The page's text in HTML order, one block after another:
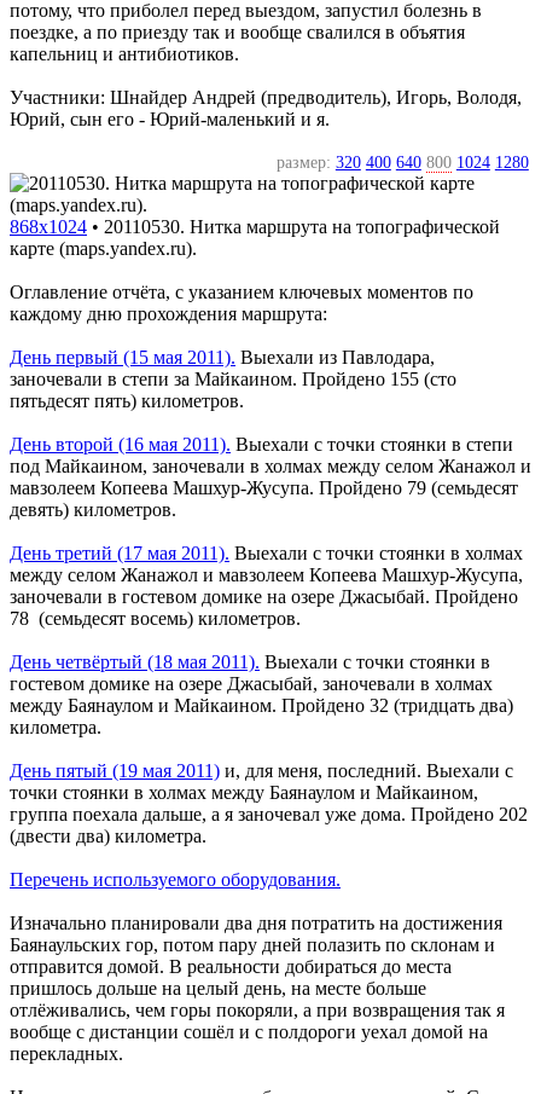
потому, что приболел перед выездом, запустил болезнь в
поездке, а по приезду так и вообще свалился в объятия
капельниц и антибиотиков.
Участники: Шнайдер Андрей (предводитель), Игорь, Володя,
Юрий, сын его - Юрий-маленький и я.
размер: 320 400 640 800 1024 1280
868x1024 • 20110530. Нитка маршрута на топографической
карте (maps.yandex.ru).
Оглавление отчёта, с указанием ключевых моментов по
каждому дню прохождения маршрута:
День первый (15 мая 2011). Выехали из Павлодара,
заночевали в степи за Майкаином. Пройдено 155 (сто
пятьдесят пять) километров.
День второй (16 мая 2011). Выехали с точки стоянки в степи
под Майкаином, заночевали в холмах между селом Жанажол и
мавзолеем Копеева Машхур-Жусупа. Пройдено 79 (семьдесят
девять) километров.
День третий (17 мая 2011). Выехали с точки стоянки в холмах
между селом Жанажол и мавзолеем Копеева Машхур-Жусупа,
заночевали в гостевом домике на озере Джасыбай. Пройдено
78 (семьдесят восемь) километров.
День четвёртый (18 мая 2011). Выехали с точки стоянки в
гостевом домике на озере Джасыбай, заночевали в холмах
между Баянаулом и Майкаином. Пройдено 32 (тридцать два)
километра.
День пятый (19 мая 2011) и, для меня, последний. Выехали с
точки стоянки в холмах между Баянаулом и Майкаином,
группа поехала дальше, а я заночевал уже дома. Пройдено 202
(двести два) километра.
Перечень используемого оборудования.
Изначально планировали два дня потратить на достижения
Баянаульских гор, потом пару дней полазить по склонам и
отправится домой. В реальности добираться до места
пришлось дольше на целый день, на месте больше
отлёживались, чем горы покоряли, а при возвращения так я
вообще с дистанции сошёл и с полдороги уехал домой на
перекладных.